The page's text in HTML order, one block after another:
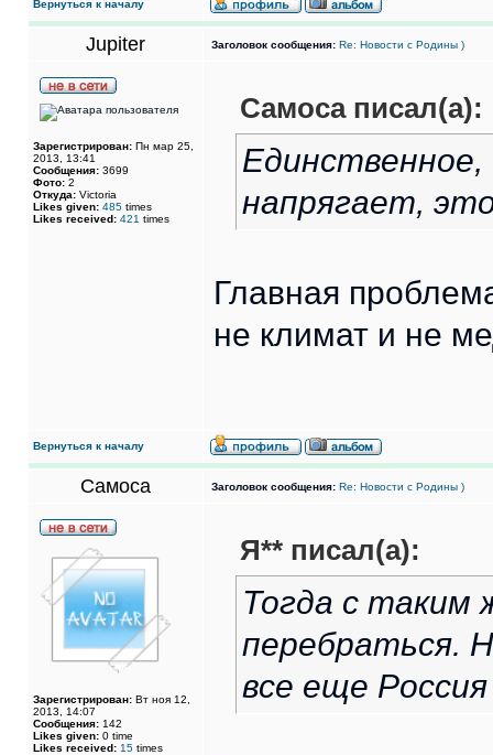
Вернуться к началу
Jupiter Заголовок сообщения: Re: Новости с Родины )
Зарегистрирован: Пн мар 25,
2013, 13:41
Сообщения: 3699
Фото: 2
Откуда: Victoria
Likes given: 485 times
Likes received: 421 times
Самоса писал(а):
напрягает,
Главная
не климат и не
Вернуться к началу
Самоса Заголовок сообщения: Re: Новости с Родины )
Зарегистрирован: Вт ноя 12,
2013, 14:07
Сообщения: 142
Likes given: 0 time
Likes received: 15 times
Я** писал(а):
Тогда с таким
перебраться.
все еще Россия